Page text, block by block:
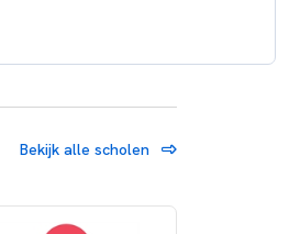
Bekijk alle scholen